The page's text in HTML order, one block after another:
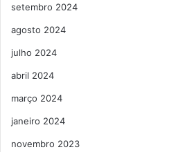
setembro 2024
agosto 2024
julho 2024
abril 2024
março 2024
janeiro 2024
novembro 2023